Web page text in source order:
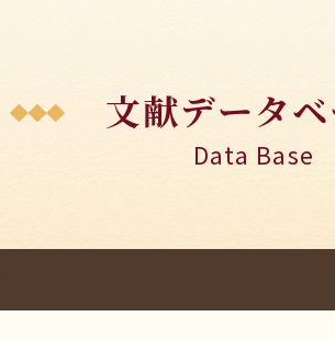
文献データ
Data Base